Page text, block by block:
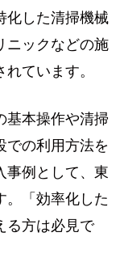
化した清掃機械
ニックなどの施
ています。
基本操作や清掃
での利用方法を
事例として、東
。「効率化した
る方は必見で